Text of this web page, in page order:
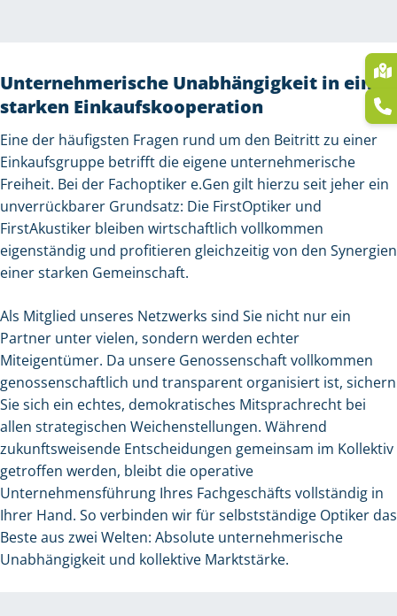
Unternehmerische Unabhängigkeit in einer
starken Einkaufskooperation
Eine der häufigsten Fragen rund um den Beitritt zu einer
Einkaufsgruppe betrifft die eigene unternehmerische
Freiheit. Bei der Fachoptiker e.Gen gilt hierzu seit jeher ein
unverrückbarer Grundsatz: Die FirstOptiker und
FirstAkustiker bleiben wirtschaftlich vollkommen
eigenständig und profitieren gleichzeitig von den Synergien
einer starken Gemeinschaft.
Als Mitglied unseres Netzwerks sind Sie nicht nur ein
Partner unter vielen, sondern werden echter
Miteigentümer. Da unsere Genossenschaft vollkommen
genossenschaftlich und transparent organisiert ist, sichern
Sie sich ein echtes, demokratisches Mitsprachrecht bei
allen strategischen Weichenstellungen. Während
zukunftsweisende Entscheidungen gemeinsam im Kollektiv
getroffen werden, bleibt die operative
Unternehmensführung Ihres Fachgeschäfts vollständig in
Ihrer Hand. So verbinden wir für selbstständige Optiker das
Beste aus zwei Welten: Absolute unternehmerische
Unabhängigkeit und kollektive Marktstärke.